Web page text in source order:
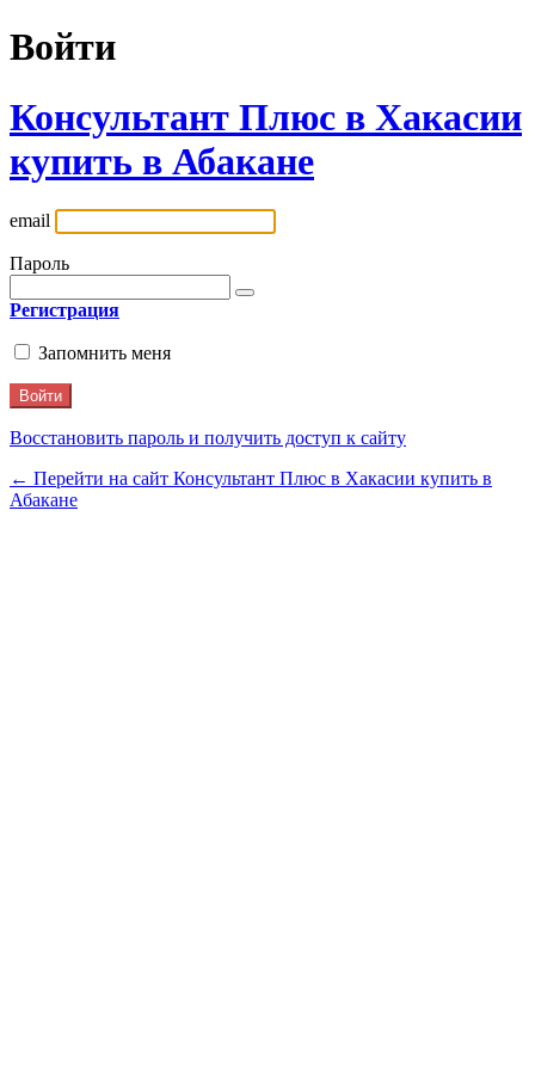
Войти
Консультант Плюс в Хакасии
купить в Абакане
email
Пароль
Регистрация
Запомнить меня
Восстановить пароль и получить доступ к сайту
← Перейти на сайт Консультант Плюс в Хакасии купить в
Абакане